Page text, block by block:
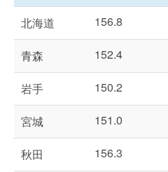
北海道
156.8
青森 152.4
岩手 150.2
宮城 151.0
秋田 156.3